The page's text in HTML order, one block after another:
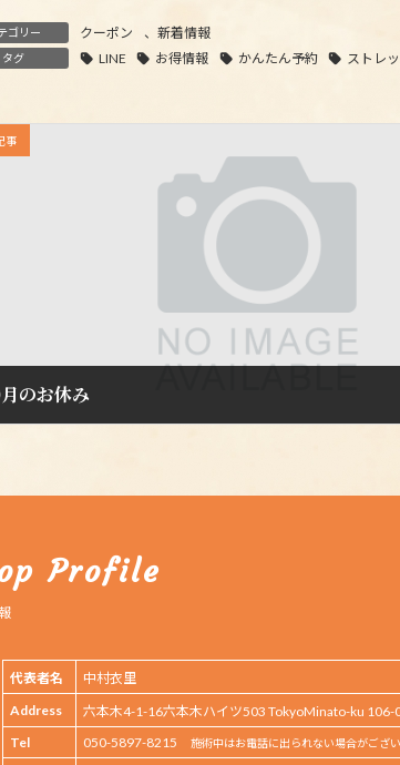
ゴリー クーポン 、 新着情報
タグ LINE お得情報 かんたん予約 ストレ
事
のお休み
Profile
代表者名
中村衣里
Address
六本木4-1-16六本木ハイツ503 TokyoMinato-ku 106-
Tel
050-5897-8215 施術中はお電話に出られない場合がござ